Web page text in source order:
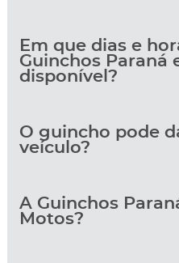
Em que dias e
Guinchos Paraná
disponível?
O guincho pode
veículo?
A Guinchos
Motos?